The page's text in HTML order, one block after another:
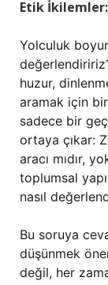
Etik İkilemler:
Yolculuk
huzur,
aramak için
sadece bir
ortaya çıkar:
aracı mıdır,
toplumsal
nasıl
Bu soruya
düşünmek
değil, her